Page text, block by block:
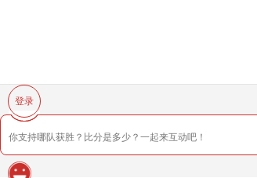
登录